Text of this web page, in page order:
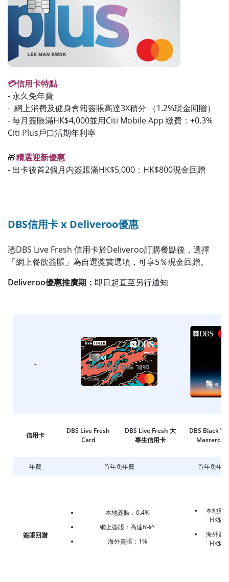
💳信用卡特點
- 永久免年費
- 網上消費及健身會籍簽賬高達3X積分 （1.2%現金回贈）
- 每月簽賬滿HK$4,000並用Citi Mobile App 繳費：+0.3%
Citi Plus戶口活期年利率
🎁精選迎新優惠
- 出卡後首2個月内簽賬滿HK$5,000：HK$800現金回贈
DBS信用卡 x Deliveroo優惠
憑DBS Live Fresh 信用卡於Deliveroo訂購餐點後，選擇
「網上餐飲簽賬」為自選獎賞選項，可享5％現金回贈。
Deliveroo優惠推廣期： 即日起直至另行通知
-
信用卡
DBS Live Fresh
Card
DBS Live Fresh 大
專生信用卡
DBS Black
年費 首年免年費 首年免年費
簽賬回贈
本地簽賬：0.4%
網上簽賬：高達6%^
海外簽賬：1%
本地簽
HK$6/
海外簽
HK$4/